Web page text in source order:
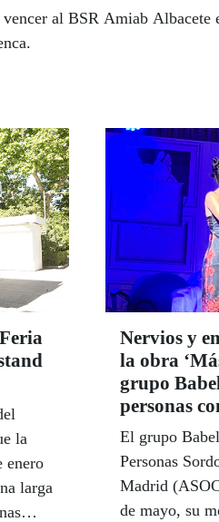
al BSR Amiab
la
enero
larga
Nervios y
la obra
grupo
personas
El grupo
Personas
Madrid
de mayo, su